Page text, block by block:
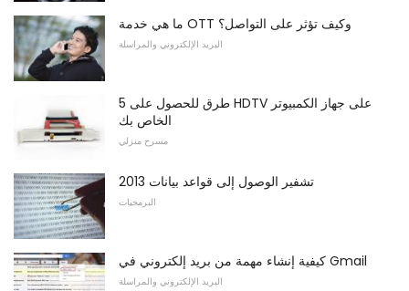
ما هي خدمة OTT وكيف تؤثر على التواصل؟
البريد الإلكتروني والمراسلة
5 طرق للحصول على HDTV على جهاز الكمبيوتر
الخاص بك
مسرح منزلي
تشفير الوصول إلى قواعد بيانات 2013
البرمجيات
كيفية إنشاء مهمة من بريد إلكتروني في Gmail
البريد الإلكتروني والمراسلة